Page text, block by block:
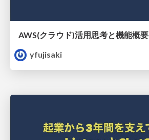
AWS(クラウド)活用思考と機能概要
yfujisaki